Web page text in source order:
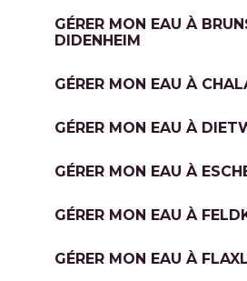
GÉRER MON EAU À
DIDENHEIM
GÉRER MON EAU À
GÉRER MON EAU À
GÉRER MON EAU À
GÉRER MON EAU À
GÉRER MON EAU À